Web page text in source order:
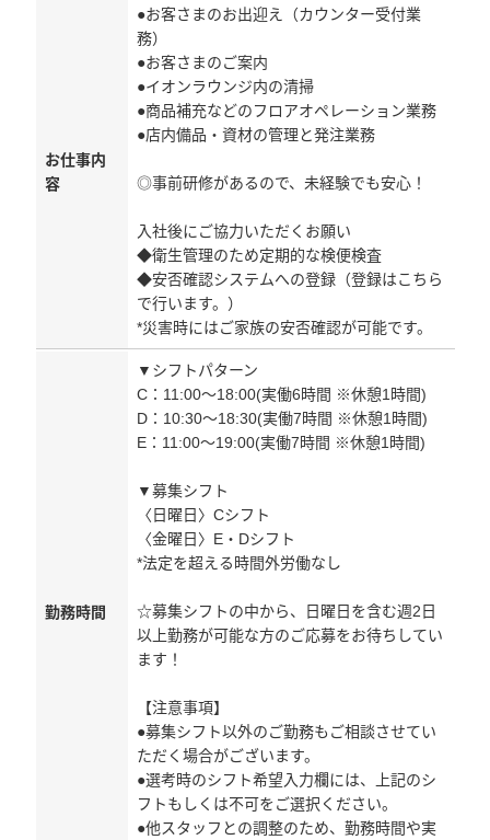
お仕事内
容
●お客さまのお出迎え（カウンター受付業
務）
●お客さまのご案内
●イオンラウンジ内の清掃
●商品補充などのフロアオペレーション業務
●店内備品・資材の管理と発注業務
◎事前研修があるので、未経験でも安心！
入社後にご協力いただくお願い
◆衛生管理のため定期的な検便検査
◆安否確認システムへの登録（登録はこちら
で行います。）
*災害時にはご家族の安否確認が可能です。
勤務時間
▼シフトパターン
C：11:00～18:00(実働6時間 ※休憩1時間)
D：10:30～18:30(実働7時間 ※休憩1時間)
E：11:00～19:00(実働7時間 ※休憩1時間)
▼募集シフト
〈日曜日〉Cシフト
〈金曜日〉E・Dシフト
*法定を超える時間外労働なし
☆募集シフトの中から、日曜日を含む週2日
以上勤務が可能な方のご応募をお待ちしてい
ます！
【注意事項】
●募集シフト以外のご勤務もご相談させてい
ただく場合がございます。
●選考時のシフト希望入力欄には、上記のシ
フトもしくは不可をご選択ください。
●他スタッフとの調整のため、勤務時間や実